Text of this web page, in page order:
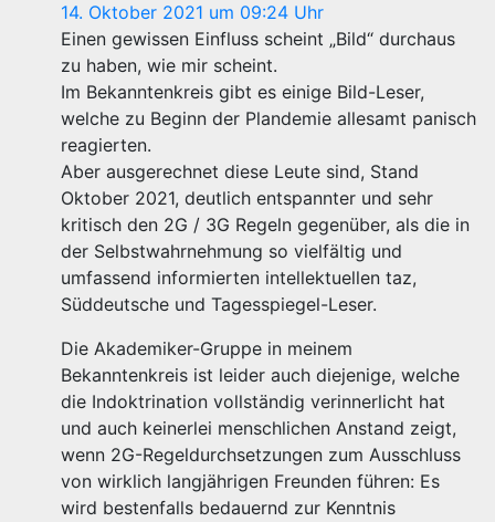
14. Oktober 2021 um 09:24 Uhr
Einen gewissen Einfluss scheint „Bild“ durchaus
zu haben, wie mir scheint.
Im Bekanntenkreis gibt es einige Bild-Leser,
welche zu Beginn der Plandemie allesamt panisch
reagierten.
Aber ausgerechnet diese Leute sind, Stand
Oktober 2021, deutlich entspannter und sehr
kritisch den 2G / 3G Regeln gegenüber, als die in
der Selbstwahrnehmung so vielfältig und
umfassend informierten intellektuellen taz,
Süddeutsche und Tagesspiegel-Leser.
Die Akademiker-Gruppe in meinem
Bekanntenkreis ist leider auch diejenige, welche
die Indoktrination vollständig verinnerlicht hat
und auch keinerlei menschlichen Anstand zeigt,
wenn 2G-Regeldurchsetzungen zum Ausschluss
von wirklich langjährigen Freunden führen: Es
wird bestenfalls bedauernd zur Kenntnis